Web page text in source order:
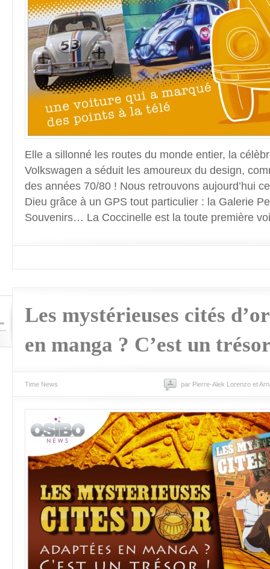
Elle a sillonné les routes du monde entier, la
Volkswagen a séduit les amoureux du design,
des années 70/80 ! Nous retrouvons aujourd’hui
Dieu grâce à un GPS tout particulier : la Galerie
Souvenirs… La Coccinelle est la toute première
Les mystérieuses cités
en manga ? C’est un
Time News par Pierre-Alek Lorenzo et